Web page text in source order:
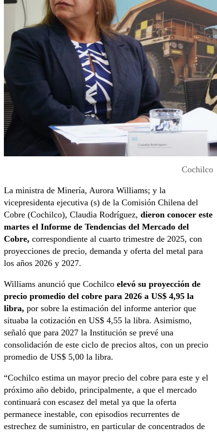
Cochilco
La ministra de Minería, Aurora Williams; y la
vicepresidenta ejecutiva (s) de la Comisión Chilena del
Cobre (Cochilco), Claudia Rodríguez, dieron conocer este
martes el Informe de Tendencias del Mercado del
Cobre, correspondiente al cuarto trimestre de 2025, con
proyecciones de precio, demanda y oferta del metal para
los años 2026 y 2027.
Williams anunció que Cochilco elevó su proyección de
precio promedio del cobre para 2026 a US$ 4,95 la
libra, por sobre la estimación del informe anterior que
situaba la cotización en US$ 4,55 la libra. Asimismo,
señaló que para 2027 la Institución se prevé una
consolidación de este ciclo de precios altos, con un precio
promedio de US$ 5,00 la libra.
“Cochilco estima un mayor precio del cobre para este y el
próximo año debido, principalmente, a que el mercado
continuará con escasez del metal ya que la oferta
permanece inestable, con episodios recurrentes de
estrechez de suministro, en particular de concentrados de